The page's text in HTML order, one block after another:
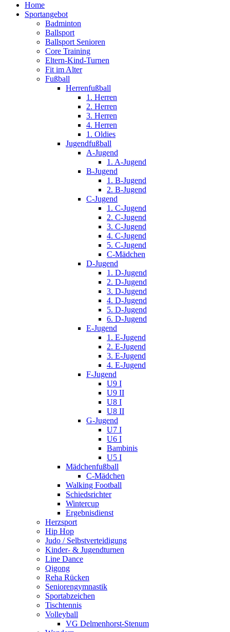
Home
Sportangebot
Badminton
Ballsport
Ballsport Senioren
Core Training
Eltern-Kind-Turnen
Fit im Alter
Fußball
Herrenfußball
1. Herren
2. Herren
3. Herren
4. Herren
1. Oldies
Jugendfußball
A-Jugend
1. A-Jugend
B-Jugend
1. B-Jugend
2. B-Jugend
C-Jugend
1. C-Jugend
2. C-Jugend
3. C-Jugend
4. C-Jugend
5. C-Jugend
C-Mädchen
D-Jugend
1. D-Jugend
2. D-Jugend
3. D-Jugend
4. D-Jugend
5. D-Jugend
6. D-Jugend
E-Jugend
1. E-Jugend
2. E-Jugend
3. E-Jugend
4. E-Jugend
F-Jugend
U9 I
U9 II
U8 I
U8 II
G-Jugend
U7 I
U6 I
Bambinis
U5 I
Mädchenfußball
C-Mädchen
Walking Football
Schiedsrichter
Wintercup
Ergebnisdienst
Herzsport
Hip Hop
Judo / Selbstverteidigung
Kinder- & Jugendturnen
Line Dance
Qigong
Reha Rücken
Seniorengymnastik
Sportabzeichen
Tischtennis
Volleyball
VG Delmenhorst-Stenum